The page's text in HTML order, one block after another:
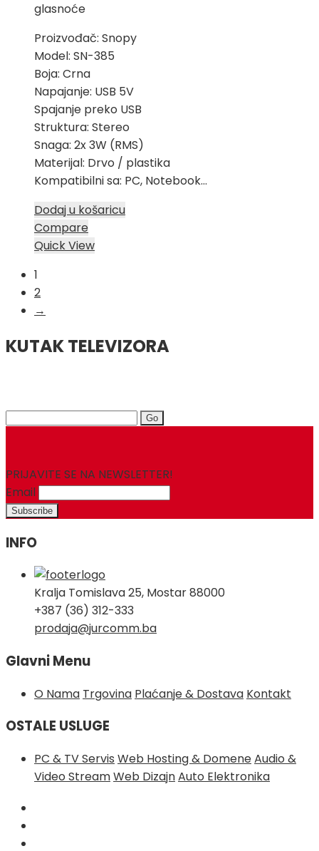
glasnoće
Proizvođač: Snopy
Model: SN-385
Boja: Crna
Napajanje: USB 5V
Spajanje preko USB
Struktura: Stereo
Snaga: 2x 3W (RMS)
Materijal: Drvo / plastika
Kompatibilni sa: PC, Notebook…
Dodaj u košaricu
Compare
Quick View
1
2
→
KUTAK TELEVIZORA
Search
PRIJAVITE SE NA NEWSLETTER!
Email
INFO
Kralja Tomislava 25, Mostar 88000
+387 (36) 312-333
prodaja@jurcomm.ba
Glavni Menu
O Nama Trgovina Plaćanje & Dostava Kontakt
OSTALE USLUGE
PC & TV Servis Web Hosting & DomeneAudio &
Video StreamWeb DizajnAuto Elektronika